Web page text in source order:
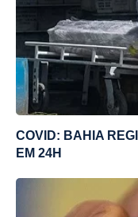
COVID: BAHIA
EM 24H